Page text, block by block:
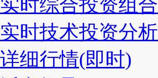
实时综合投资组合
实时技术投资分析
详细行情(即时)